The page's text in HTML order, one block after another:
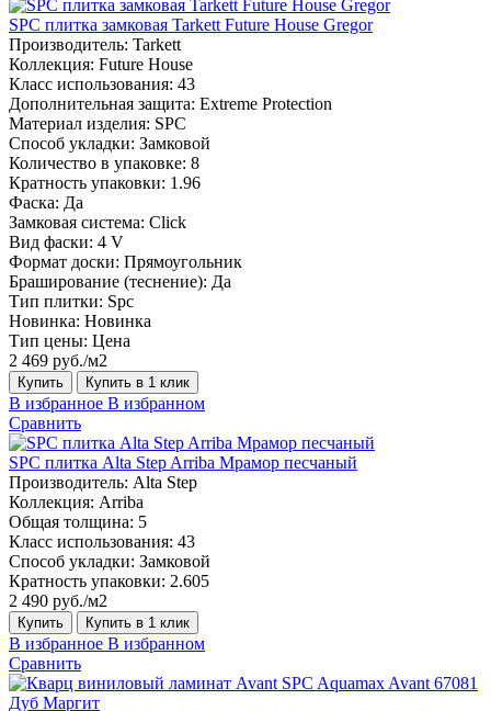
SPC плитка замковая Tarkett Future House Gregor
Производитель: Tarkett
Коллекция: Future House
Класс использования: 43
Дополнительная защита: Extreme Protection
Материал изделия: SPC
Способ укладки: Замковой
Количество в упаковке: 8
Кратность упаковки: 1.96
Фаска: Да
Замковая система: Click
Вид фаски: 4 V
Формат доски: Прямоугольник
Браширование (теснение): Да
Тип плитки: Spc
Новинка: Новинка
Тип цены: Цена
2 469 руб./м2
Купить Купить в 1 клик
В избранное В избранном
Сравнить
SPC плитка Alta Step Arriba Мрамор песчаный
Производитель: Alta Step
Коллекция: Arriba
Общая толщина: 5
Класс использования: 43
Способ укладки: Замковой
Кратность упаковки: 2.605
2 490 руб./м2
Купить Купить в 1 клик
В избранное В избранном
Сравнить